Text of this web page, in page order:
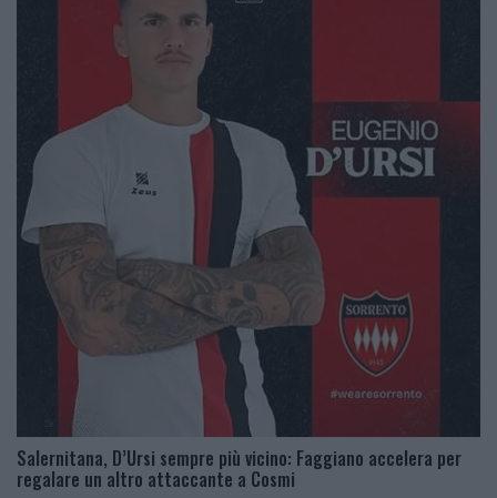
Salernitana, D’Ursi sempre più vicino: Faggiano accelera per
regalare un altro attaccante a Cosmi